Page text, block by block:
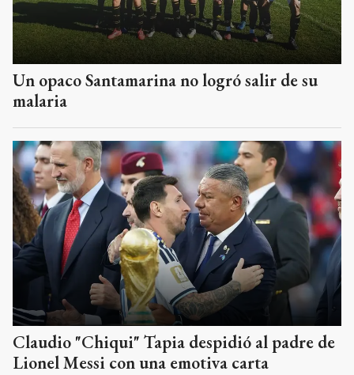
Un opaco Santamarina no logró salir de su
malaria
Claudio "Chiqui" Tapia despidió al padre de
Lionel Messi con una emotiva carta